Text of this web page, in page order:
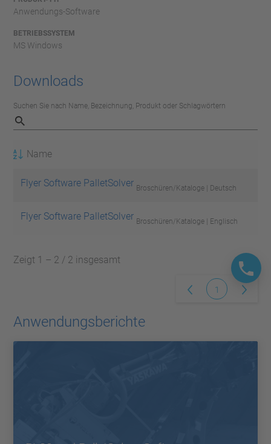
Anwendungs-Software
BETRIEBSSYSTEM
MS Windows
Downloads
Suchen Sie nach Name, Bezeichnung, Produkt oder Schlagwörtern
Name
Flyer Software PalletSolver Broschüren/Kataloge | Deutsch
Flyer Software PalletSolver Broschüren/Kataloge | Englisch
Zeigt 1 – 2 / 2 insgesamt
1
Anwendungsberichte